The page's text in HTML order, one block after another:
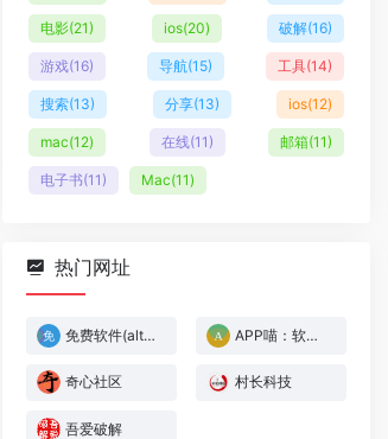
电影(21) ios(20) 破解(16)
游戏(16) 导航(15) 工具(14)
搜索(13) 分享(13) ios(12)
mac(12) 在线(11) 邮箱(11)
电子书(11) Mac(11)
热门网址
免费软件(alternativeto) APP喵：软件猫
奇心社区 村长科技
吾爱破解